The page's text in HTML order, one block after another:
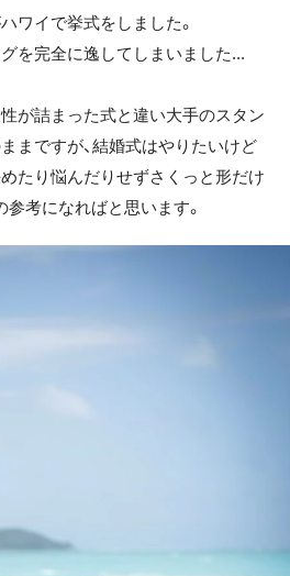
ワイで挙式をしました。
を完全に逸してしまいました...
が詰まった式と違い大手のスタン
まですが、結婚式はやりたいけど
たり悩んだりせずさくっと形だけ
考になればと思います。